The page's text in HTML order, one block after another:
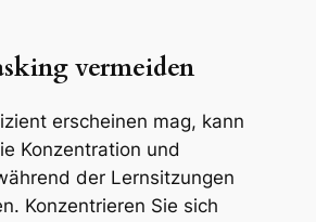
vermeiden
erscheinen mag, kann
Konzentration und
der Lernsitzungen
Konzentrieren Sie sich